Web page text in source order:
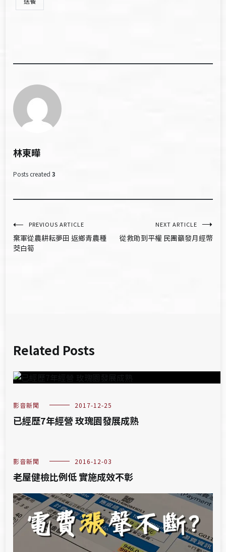
林東曄
Posts created 3
文
章
PREVIOUS ARTICLE
棄軍從農耕耘夢田 返鄉青農種
茭白筍
NEXT ARTICLE
從救助到平權 民團籲發月經幣
Related Posts
影音新聞 2017-12-25
已經歷7年經營 玫瑰園發展成熟
影音新聞 2016-12-03
老屋健檢比例低 實施成效不彰